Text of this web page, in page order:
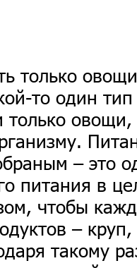
только
то один
овощи,
– это
питания в
чтобы
–
такому